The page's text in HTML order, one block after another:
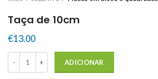
Taça de 10cm
€13.00
ADICIONAR